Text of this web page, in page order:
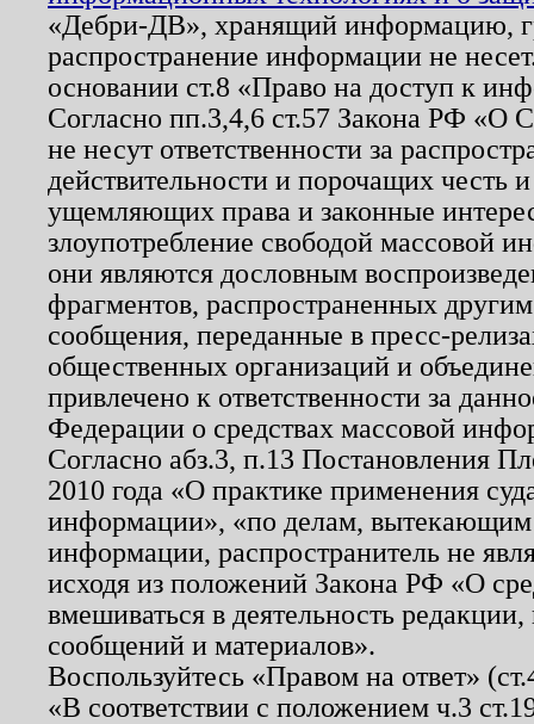
«Дебри-ДВ», хранящий информацию,
распространение информации не
основании ст.8 «Право на доступ к
Согласно пп.3,4,6 ст.57 Закона РФ «О
не несут ответственности за
действительности и порочащих честь
ущемляющих права и законные
злоупотребление свободой массовой
они являются дословным
фрагментов, распространенных
сообщения, переданные в пресс-
общественных организаций и
привлечено к ответственности за
Федерации о средствах массовой
Согласно абз.3, п.13 Постановления
2010 года «О практике применения
информации», «по делам, вытекающим
информации, распространитель не
исходя из положений Закона РФ «О
вмешиваться в деятельность
сообщений и материалов».
Воспользуйтесь «Правом на ответ»
«В соответствии с положением ч.3